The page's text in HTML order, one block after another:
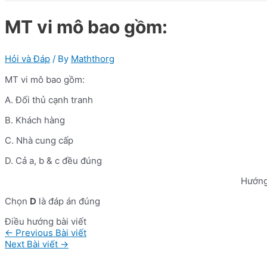
MT vi mô bao gồm:
Hỏi và Đáp / By Maththorg
MT vi mô bao gồm:
A. Đối thủ cạnh tranh
B. Khách hàng
C. Nhà cung cấp
D. Cả a, b & c đều đúng
Chọn D là đáp án đúng
Điều hướng bài viết
← Previous Bài viết
Next Bài viết →